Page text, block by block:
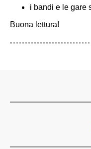
i bandi e le gare
Buona lettura!